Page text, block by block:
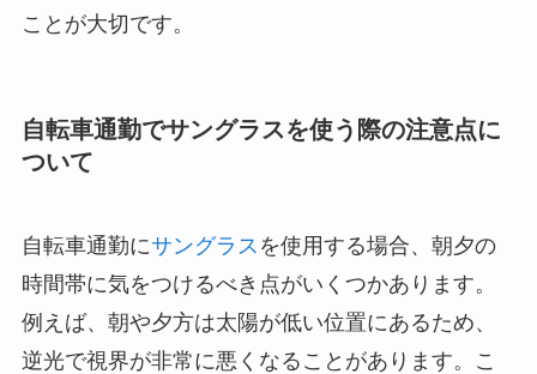
ことが大切です。
自転車通勤でサングラスを使う際の注意点に
ついて
自転車通勤にサングラス を使用する場合、朝夕の
時間帯に気をつけるべき点がいくつかあります。
例えば、朝や夕方は太陽が低い位置にあるため、
逆光で視界が非常に悪くなることがあります。こ